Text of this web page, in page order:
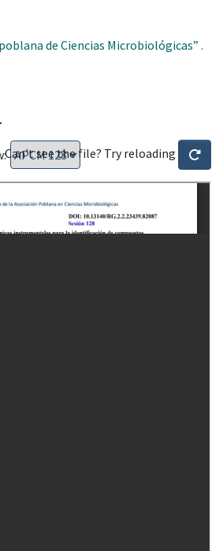
de Ciencias Microbiológicas” .
Can't see the file? Try reloading